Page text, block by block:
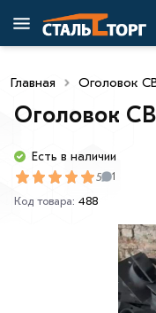
Главная Оголовок
Оголовок
Есть в наличии
5 1
Код товара: 488